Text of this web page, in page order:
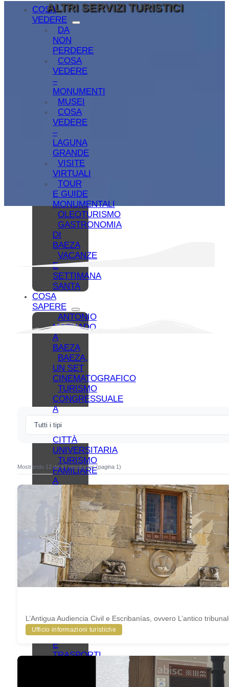
COSA
VEDERE
DA
NON
PERDERE
COSA
VEDERE
–
MONUMENTI
MUSEI
COSA
VEDERE
–
LAGUNA
GRANDE
VISITE
VIRTUALI
TOUR
E GUIDE
MONUMENTALI
OLEOTURISMO
GASTRONOMIA
DI
BAEZA
VACANZE
E
SETTIMANA
SANTA
COSA
SAPERE
ANTONIO
MACHADO
A
BAEZA
BAEZA,
UN SET
CINEMATOGRAFICO
TURISMO
CONGRESSUALE
A
BAEZA,
CITTÀ
UNIVERSITARIA
TURISMO
FAMILIARE
A
BAEZA
RETI
COLLABORATIVE
ORGANIZZA
LA TUA
VISITA
ALLOGGI
RISTORANTI
ALTRI
SERVIZI
COME
ARRIVARE
PARCHEGGI
E
TRASPORTI
ALTRI SERVIZI TURISTICI
Mostrando 12 de 47 resultados (pagina 1)
L’Antigua Audiencia Civil e Escribanías, ovvero L’antico
Ufficio informazioni turistiche